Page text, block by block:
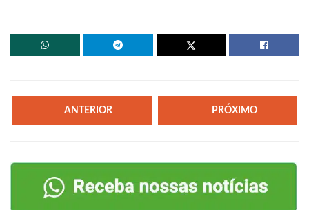
ANTERIOR PRÓXIMO